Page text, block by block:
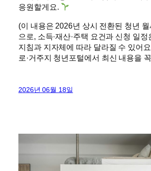
응원할게요.
(이 내용은 2026년 상시 전환된 청년
으로, 소득·재산·주택 요건과 신청 일
지침과 지자체에 따라 달라질 수 있어
로·거주지 청년포털에서 최신 내용을
2026년 06월 18일